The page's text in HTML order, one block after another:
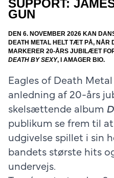
SUPPORT:
GUN
DEN 6. NOVEMBER 2026 KAN
DEATH METAL HELT TÆT PÅ,
MARKERER 20-ÅRS JUBILÆET
DEATH BY SEXY, I AMAGER BIO.
Eagles of Death
anledning af 20-års
skelsættende album
publikum se frem til
udgivelse spillet i sin
bandets største hits
undervejs.